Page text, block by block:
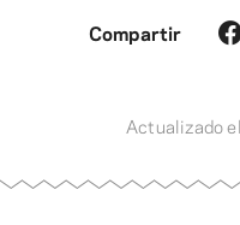
Compartir
Actualizado